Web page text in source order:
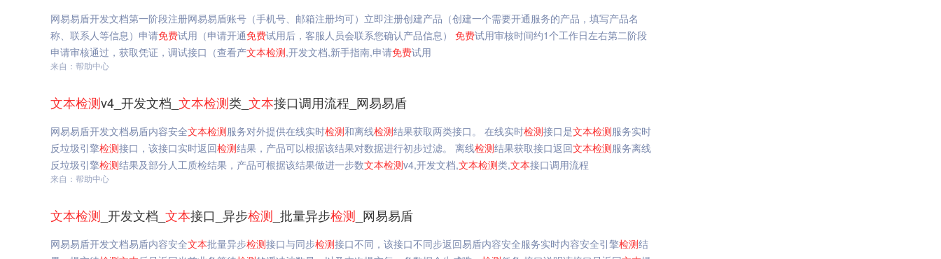
网易易盾开发文档第一阶段注册网易易盾账号（手机号、邮箱注册均可）立即注册创建产品（创建一个需要开通服务的产品，填写产品名
称、联系人等信息）申请免费试用（申请开通免费试用后，客服人员会联系您确认产品信息） 免费试用审核时间约1个工作日左右第二阶段
申请审核通过，获取凭证，调试接口（查看产文本检测,开发文档,新手指南,申请免费试用
来自：帮助中心
文本检测v4_开发文档_ 文本检测类_ 文本接口调用流程_网易易盾
网易易盾开发文档易盾内容安全文本检测服务对外提供在线实时检测和离线检测结果获取两类接口。 在线实时检测接口是文本检测服务实时
反垃圾引擎检测接口，该接口实时返回检测结果，产品可以根据该结果对数据进行初步过滤。 离线检测结果获取接口返回文本检测服务离线
反垃圾引擎检测结果及部分人工质检结果，产品可根据该结果做进一步数文本检测v4,开发文档,文本检测类,文本接口调用流程
来自：帮助中心
文本检测 _开发文档_ 文本接口_异步检测 _批量异步检测 _网易易盾
网易易盾开发文档易盾内容安全文本批量异步检测接口与同步检测接口不同，该接口不同步返回易盾内容安全服务实时内容安全引擎检测结